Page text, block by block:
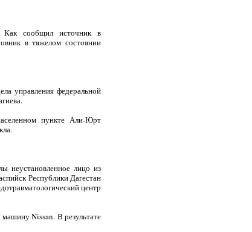
Как сообщил источник в
в тяжелом состоянии
управления федеральной
пункте Али-Юрт
неустановленное лицо из
Республики Дагестан
центр
Nissan. В результате